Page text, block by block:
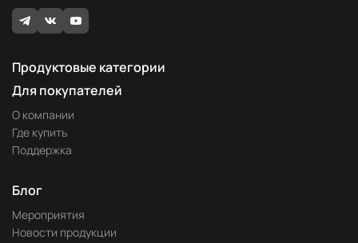
Продуктовые категории
Для покупателей
О компании
Где купить
Поддержка
Блог
Мероприятия
Новости продукции